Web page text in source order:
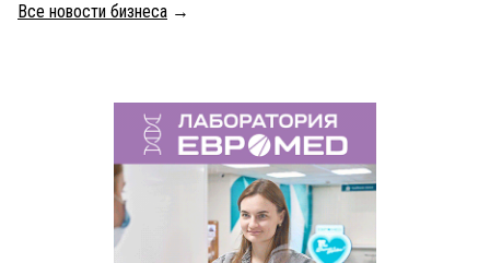
Все новости бизнеса →